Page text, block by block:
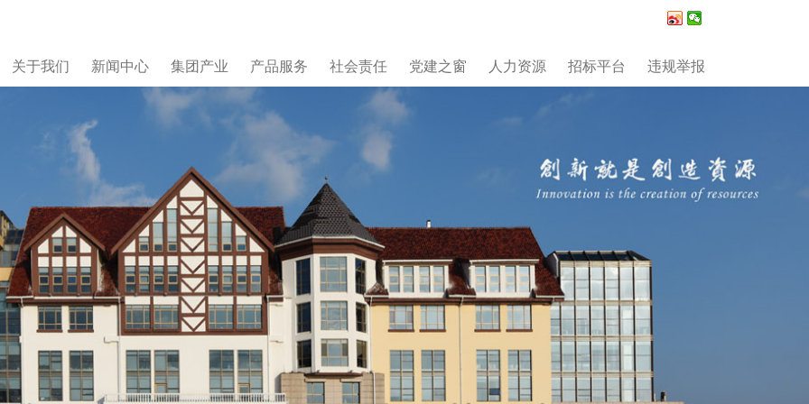
关于我们 新闻中心 集团产业 产品服务 社会责任 党建之窗 人力资源 招标平台 违规举报